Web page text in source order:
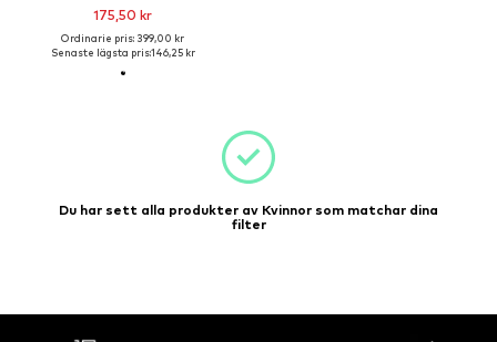
175,50 kr
Ordinarie pris: 399,00 kr
Senaste lägsta pris:146,25 kr
Du har sett alla produkter av Kvinnor som matchar dina
filter